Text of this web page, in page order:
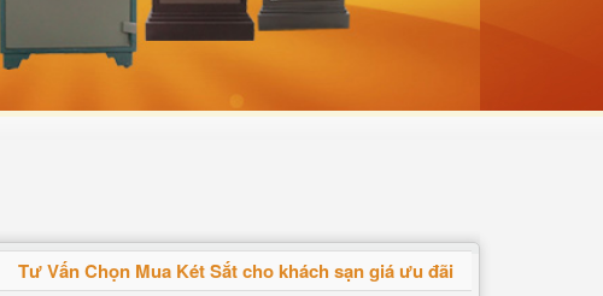
Tư Vấn Chọn Mua Két Sắt cho khách sạn giá ưu đãi